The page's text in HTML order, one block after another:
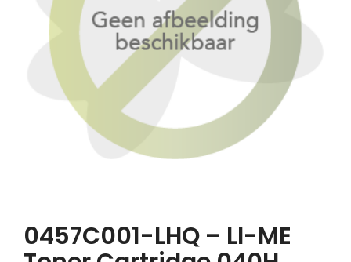
0457C001-LHQ – LI-ME